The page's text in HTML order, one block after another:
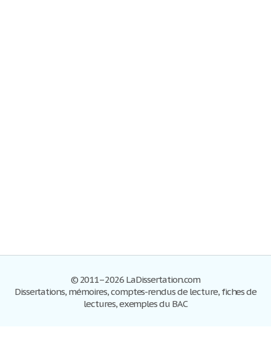
© 2011–2026 LaDissertation.com
Dissertations, mémoires, comptes-rendus de lecture, fiches de
lectures, exemples du BAC